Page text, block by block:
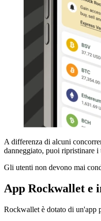
A differenza di alcuni
danneggiato, puoi ripristinare
Gli utenti non devono mai
App Rockwallet e
Rockwallet è dotato di un'app